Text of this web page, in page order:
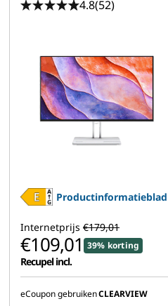
4.8(52)
Productinformatieblad
Internetprijs €179,01
€109,01 39% korting
Recupel incl.
eCoupon gebruikenCLEARVIEW